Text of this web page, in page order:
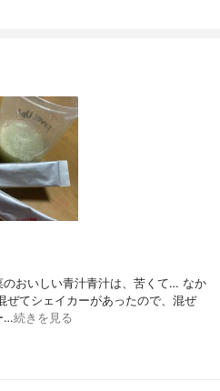
のおいしい青汁青汁は、苦くて… なか
ぜてシェイカーがあったので、混ぜ
…続きを見る